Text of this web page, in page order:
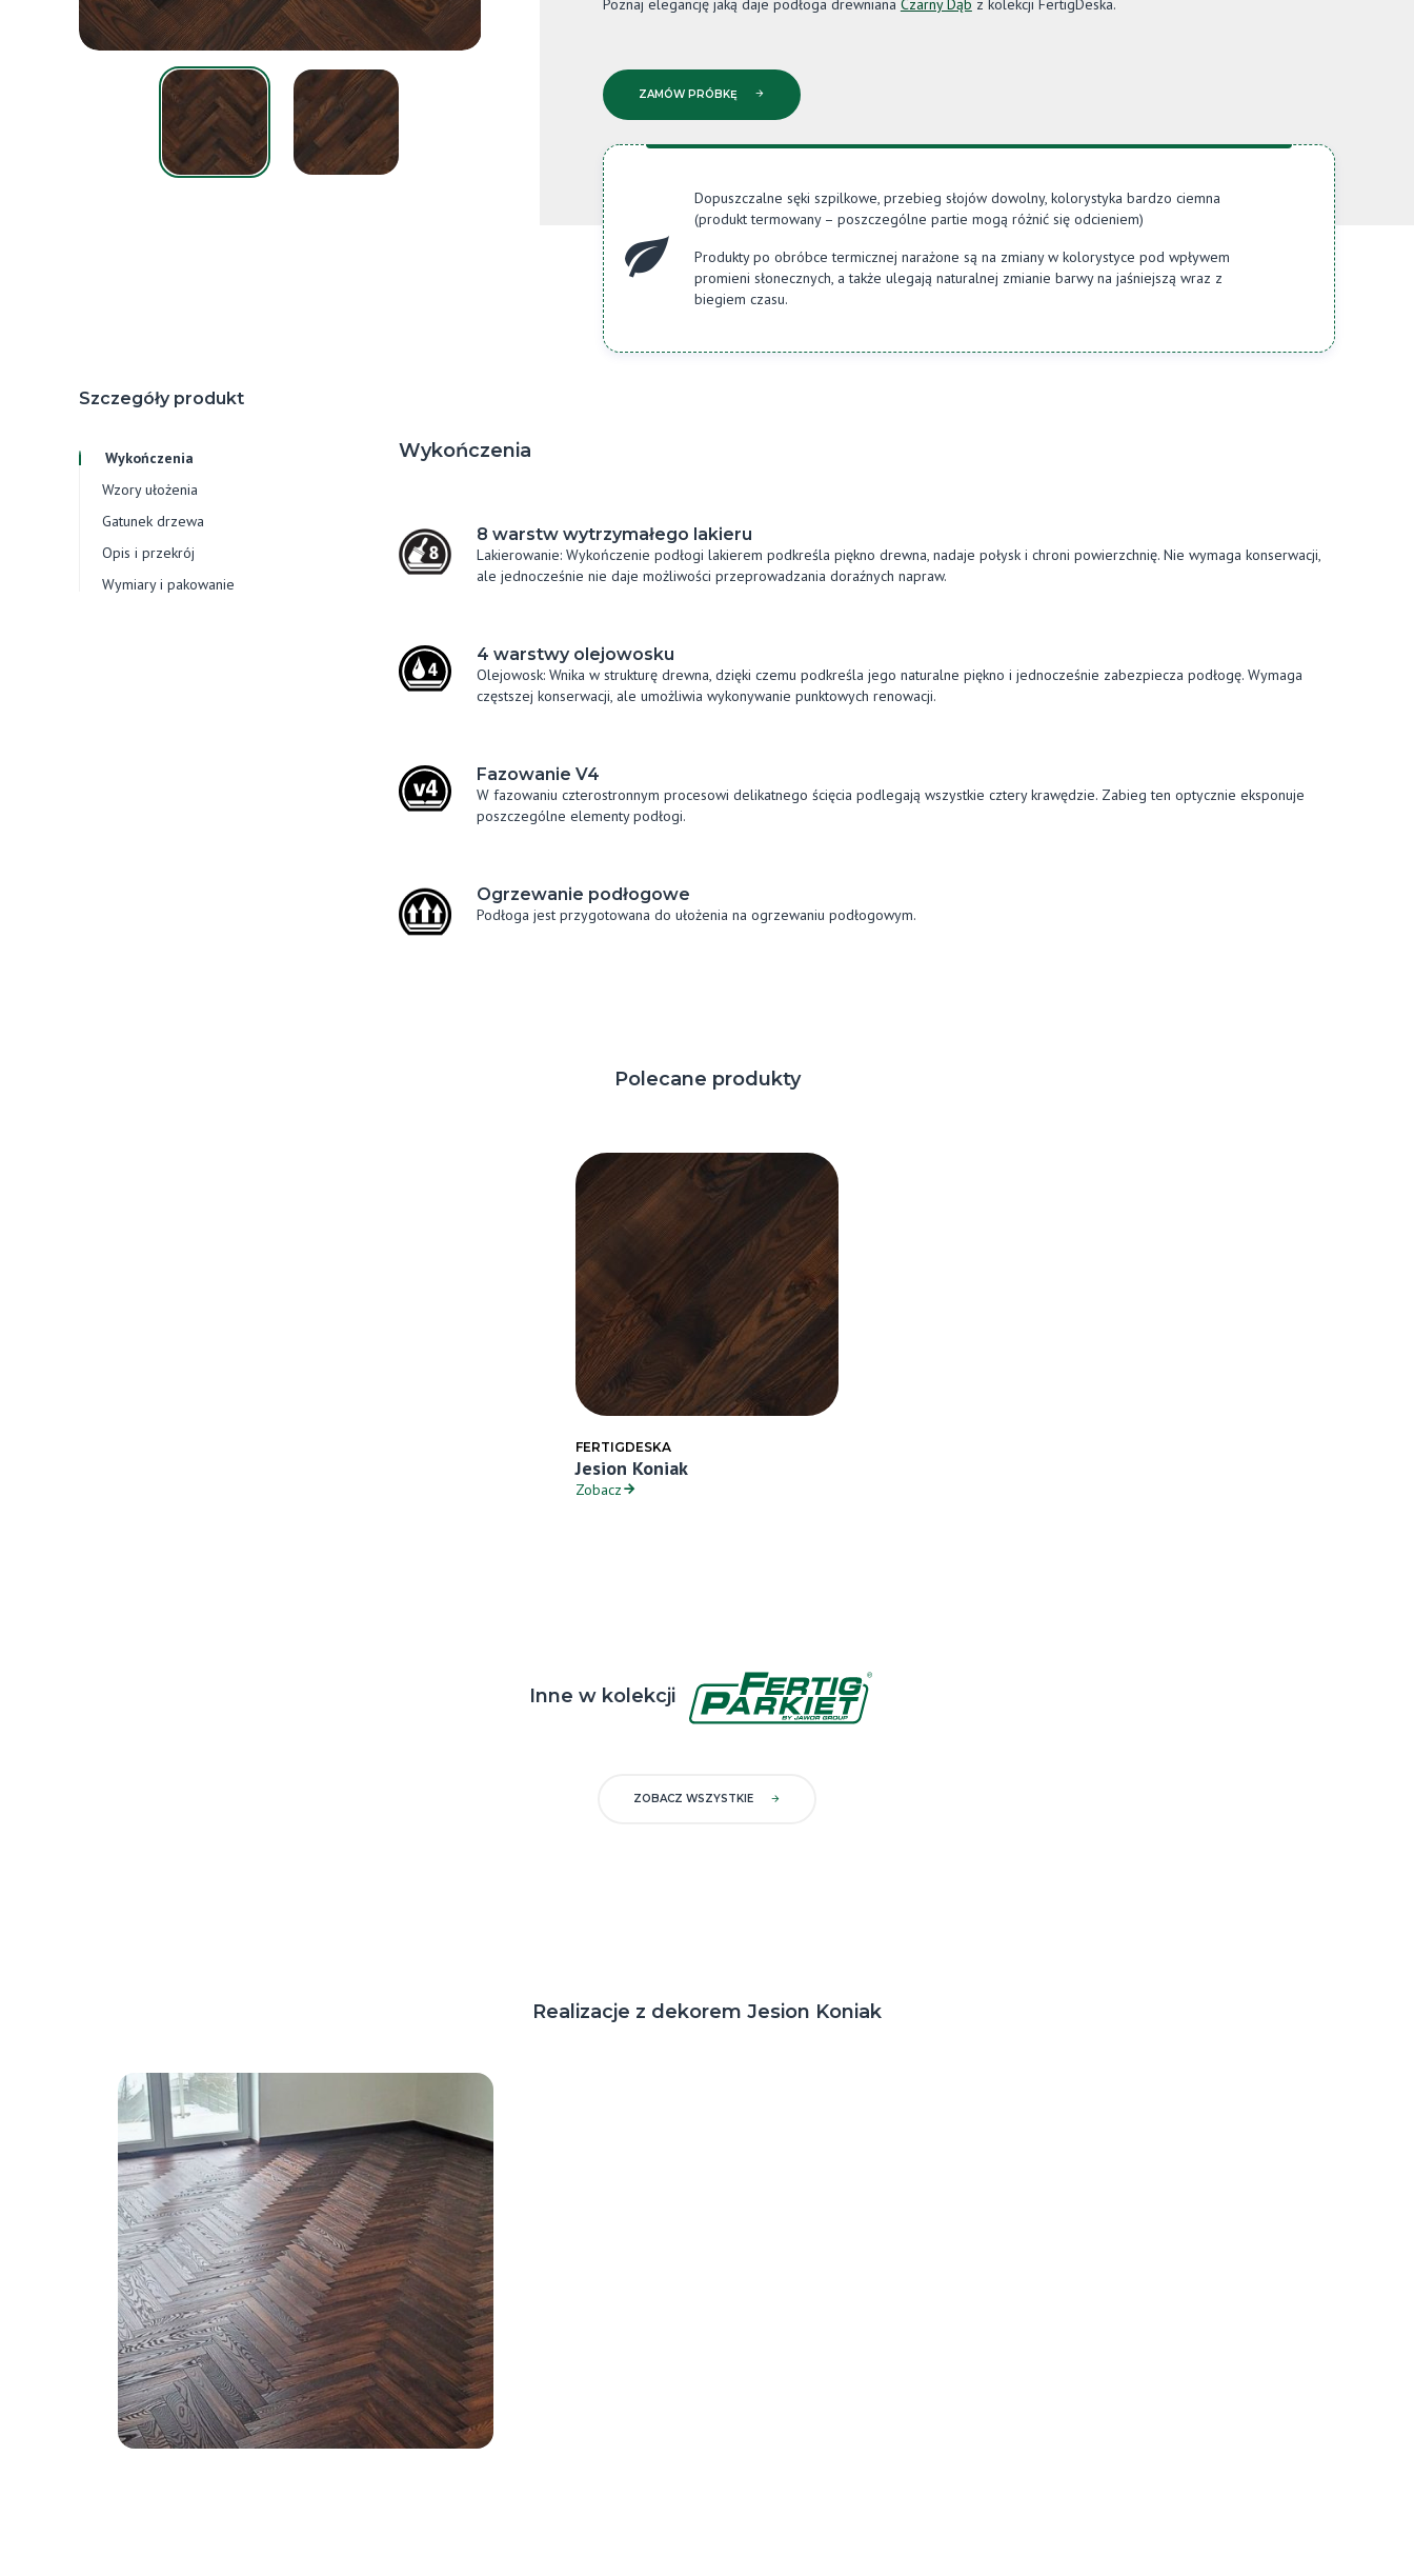
Poznaj elegancję jaką daje podłoga drewniana Czarny Dąb z kolekcji FertigDeska.
ZAMÓW PRÓBKĘ
Dopuszczalne sęki szpilkowe, przebieg słojów dowolny, kolorystyka bardzo ciemna
(produkt termowany – poszczególne partie mogą różnić się odcieniem)
Produkty po obróbce termicznej narażone są na zmiany w kolorystyce pod wpływem
promieni słonecznych, a także ulegają naturalnej zmianie barwy na jaśniejszą wraz z
biegiem czasu.
Szczegóły produkt
Wykończenia
Wzory ułożenia
Gatunek drzewa
Opis i przekrój
Wymiary i pakowanie
Wykończenia
8 warstw wytrzymałego lakieru
Lakierowanie: Wykończenie podłogi lakierem podkreśla piękno drewna, nadaje połysk i chroni powierzchnię. Nie wymaga konserwacji,
ale jednocześnie nie daje możliwości przeprowadzania doraźnych napraw.
4 warstwy olejowosku
Olejowosk: Wnika w strukturę drewna, dzięki czemu podkreśla jego naturalne piękno i jednocześnie zabezpiecza podłogę. Wymaga
częstszej konserwacji, ale umożliwia wykonywanie punktowych renowacji.
Fazowanie V4
W fazowaniu czterostronnym procesowi delikatnego ścięcia podlegają wszystkie cztery krawędzie. Zabieg ten optycznie eksponuje
poszczególne elementy podłogi.
Ogrzewanie podłogowe
Podłoga jest przygotowana do ułożenia na ogrzewaniu podłogowym.
Polecane produkty
FERTIGDESKA
Jesion Koniak
Zobacz
Inne w kolekcji
ZOBACZ WSZYSTKIE
Realizacje z dekorem Jesion Koniak